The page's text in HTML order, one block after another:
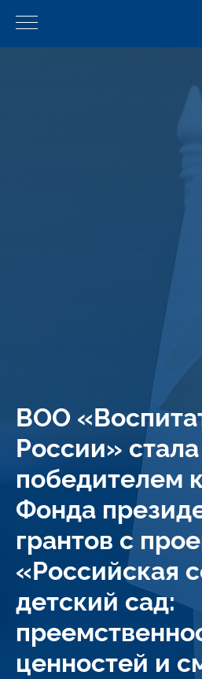
ВОО
России» стала
победителем
Фонда
грантов с
«Российская
детский сад:
ценностей и